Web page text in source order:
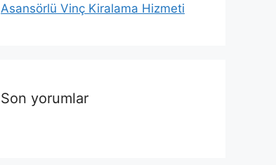
Asansörlü Vinç Kiralama Hizmeti
Son yorumlar